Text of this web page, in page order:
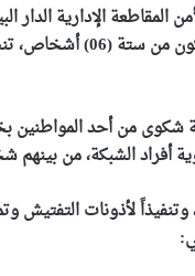
الإدارية الدار
المنصرم، من تفكيك
شكوى من أحد
أفراد الشبكة، من
وتنفيذاً لأذونات